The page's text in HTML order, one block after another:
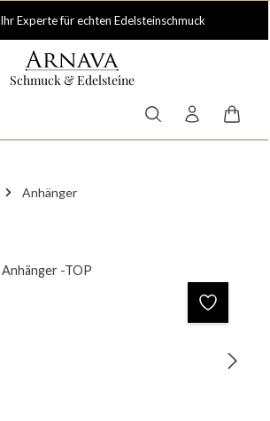
Experte für echten Edelsteinschmuck
Schmuck & Edelsteine
Anhänger